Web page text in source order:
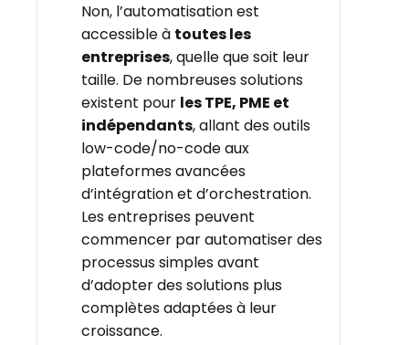
Non, l’automatisation est
accessible à toutes les
entreprises, quelle que soit leur
taille. De nombreuses solutions
existent pour les TPE, PME et
indépendants, allant des outils
low-code/no-code aux
plateformes avancées
d’intégration et d’orchestration.
Les entreprises peuvent
commencer par automatiser des
processus simples avant
d’adopter des solutions plus
complètes adaptées à leur
croissance.